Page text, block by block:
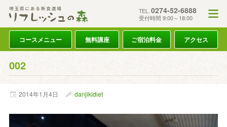
TEL. 0274-52-6888
受付時間 9:00～18:00
コースメニュー 無料講座 ご宿泊料金 アクセス
002
2014年1月4日 danjikidiet